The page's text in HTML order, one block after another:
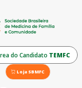
do Candidato TEMFC
Loja SBMFC